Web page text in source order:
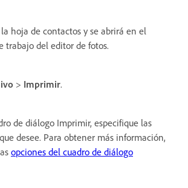
hoja de contactos y se abrirá en el
trabajo del editor de fotos.
> Imprimir.
de diálogo Imprimir, especifique las
desee. Para obtener más información,
opciones del cuadro de diálogo